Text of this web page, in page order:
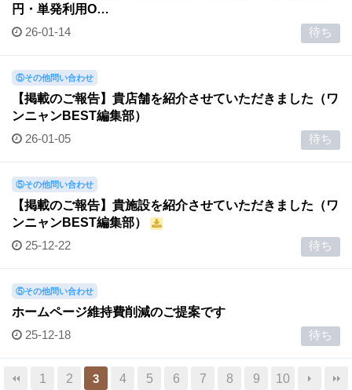
円・単発利用O…
26-01-14 待ち
⑤その他問い合わせ
【掲載のご報告】貴店舗を紹介させていただきました（ワ
ンニャンBEST編集部）
26-01-05 待ち
⑤その他問い合わせ
【掲載のご報告】貴施設を紹介させていただきました（ワ
ンニャンBEST編集部）
25-12-22 待ち
⑤その他問い合わせ
ホームページ維持費削減のご提案です
25-12-18 待ち
1 2 3 4 5 6 7 8 9 10